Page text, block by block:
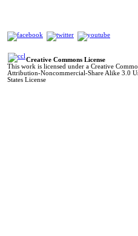
Creative Commons License
This work is licensed under a Creative
Attribution-Noncommercial-Share Alike 3.0
States License